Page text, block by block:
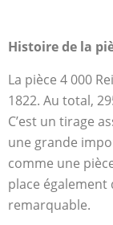
Histoire de la
La pièce 4 000
1822. Au total,
C’est un tirage
une grande
comme une
place
remarquable.